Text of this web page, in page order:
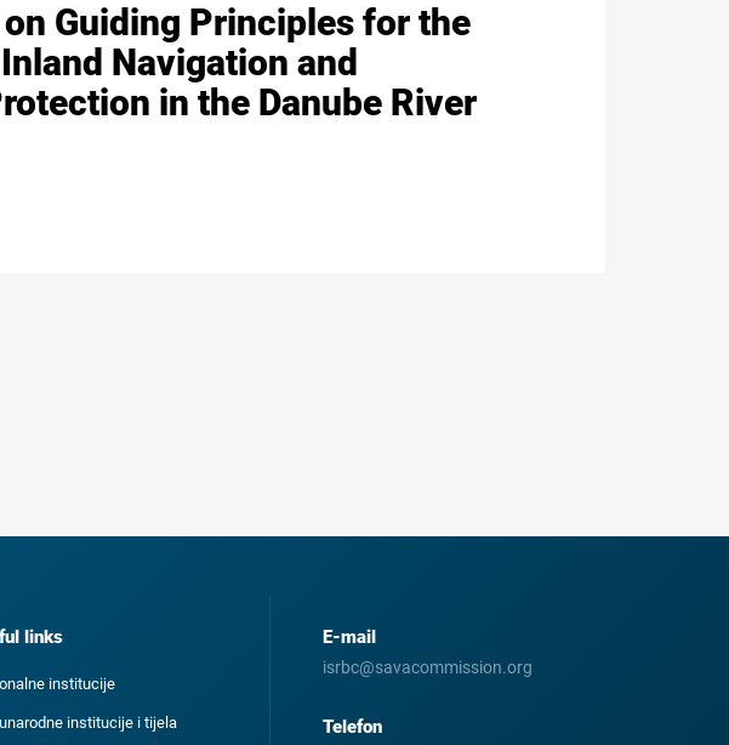
Guiding Principles for the
Navigation and
in the Danube River
links
institucije
institucije i tijela
E-mail
isrbc@savacommission.org
Telefon